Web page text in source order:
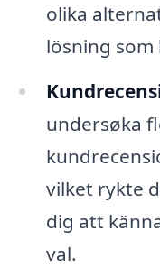
olika
lösning
undersøka
vilket rykte
dig att
val.